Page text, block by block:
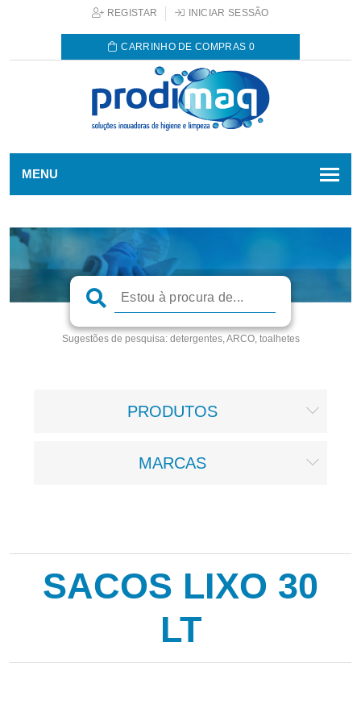
REGISTAR INICIAR SESSÃO
CARRINHO DE COMPRAS 0
MENU
Sugestões de pesquisa:detergentes, ARCO, toalhetes
PRODUTOS
MARCAS
SACOS LIXO 30
LT